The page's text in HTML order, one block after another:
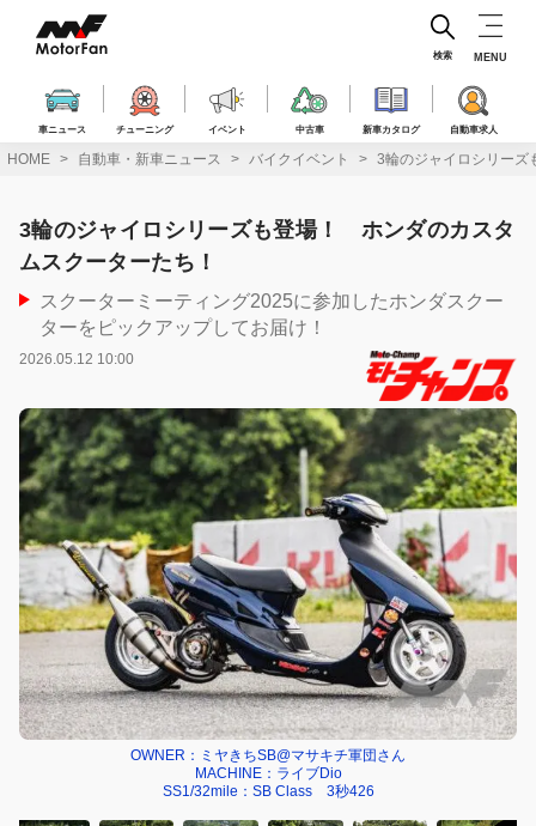
ス
車ニュース チューニング イベント 中古車 新車カタログ 自動車求人
検索 MENU
HOME 自動車・新車ニュース バイクイベント 3輪のジャイロシリー
3輪のジャイロシリーズも登場！ ホンダのカスタ
ムスクーターたち！
スクーターミーティング2025に参加したホンダスクー
ターをピックアップしてお届け！
2026.05.12 10:00
OWNER：ミヤきちSB@マサキチ軍団さん
MACHINE：ライブDio
SS1/32mile：SB Class 3秒426